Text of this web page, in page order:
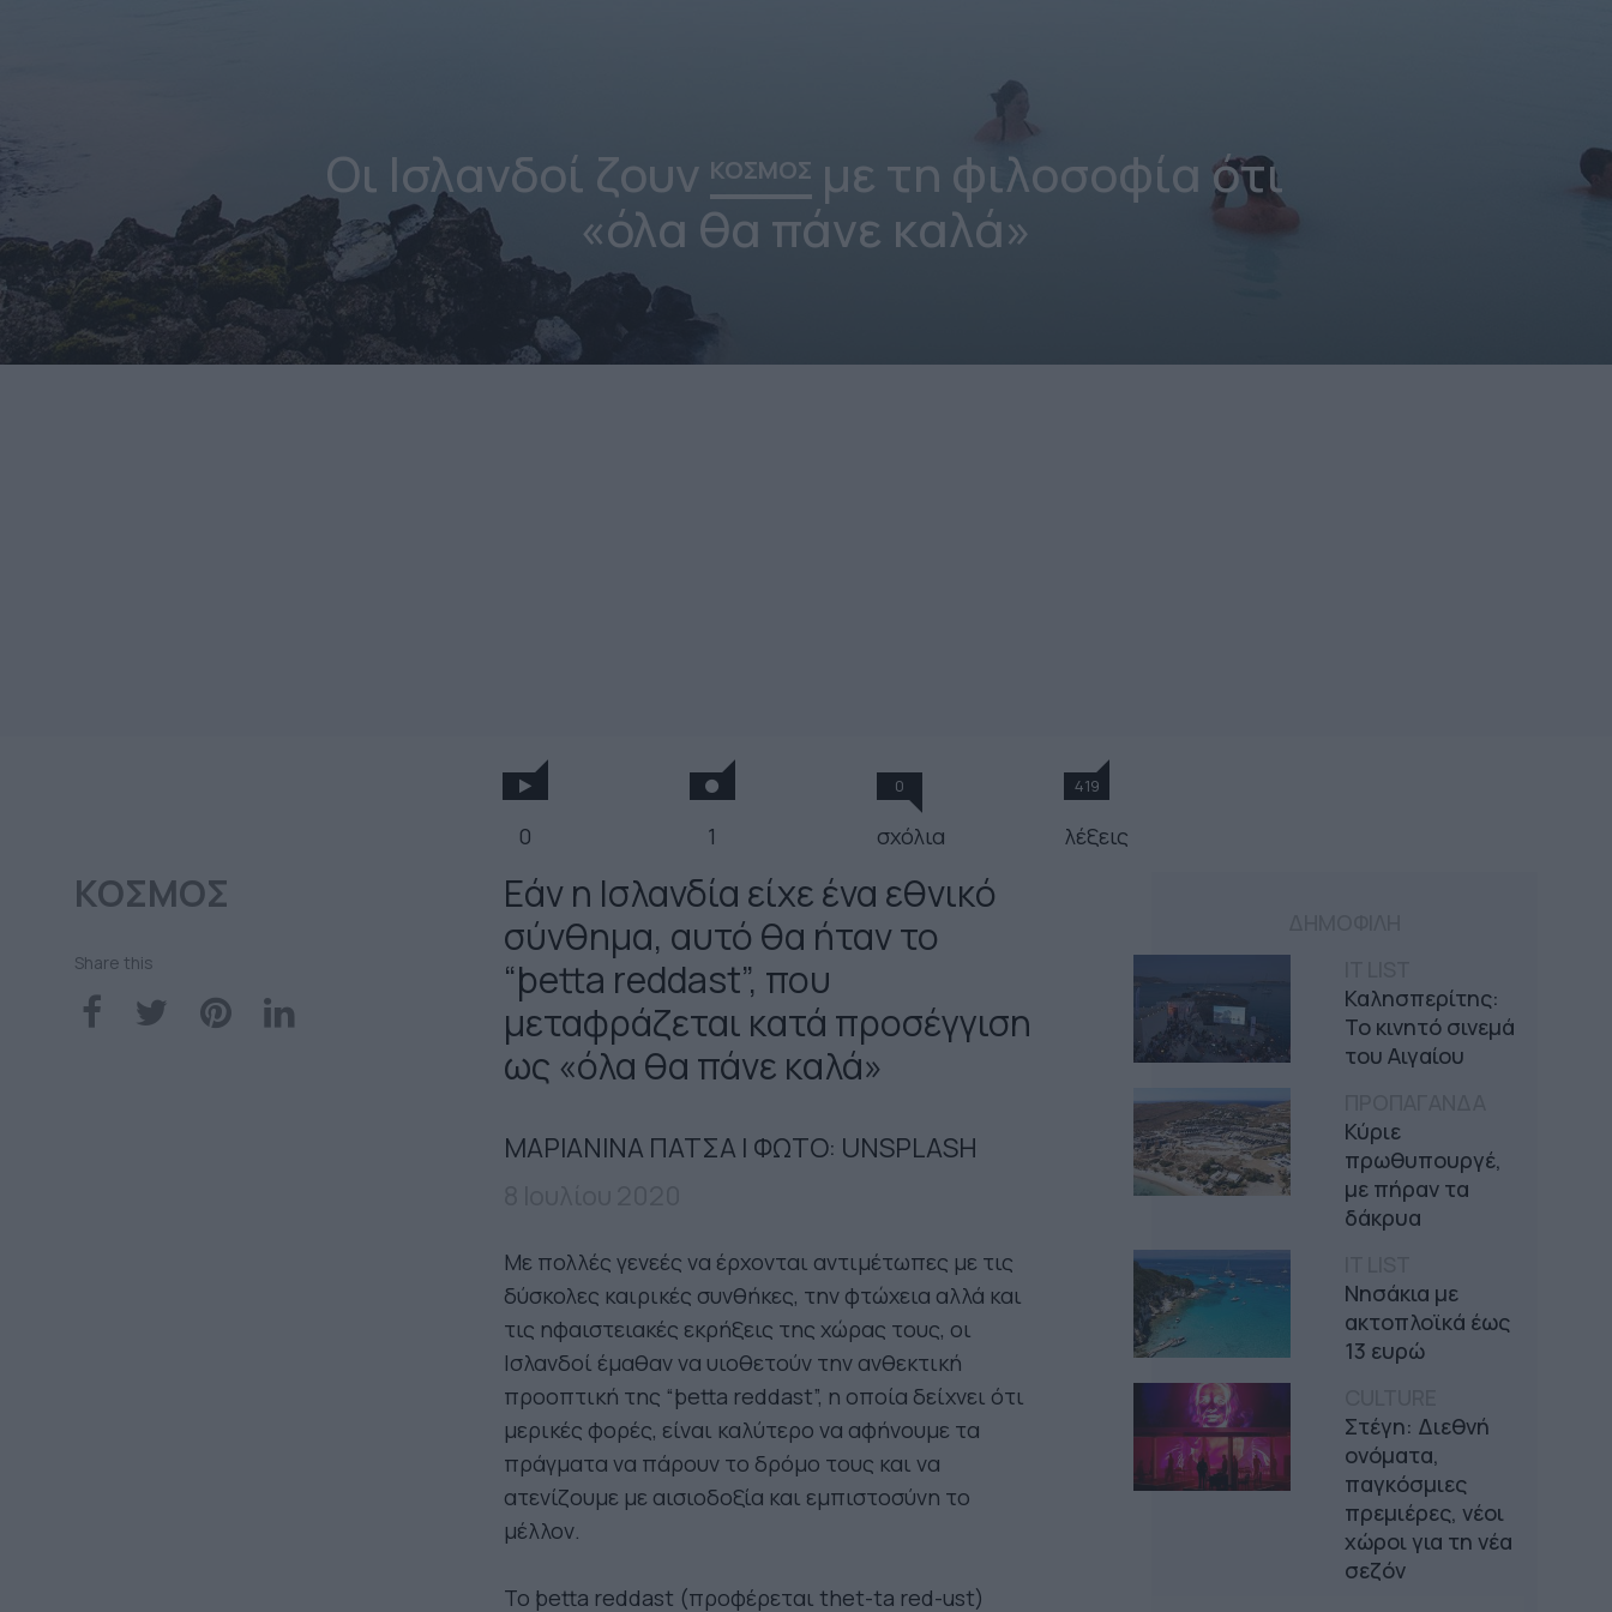
Οι Ισλανδοί ζουν ΚΟΣΜΟΣ με τη φιλοσοφία ότι
«όλα θα πάνε καλά»
0 1
0
σχόλια
419
λέξεις
ΚΟΣΜΟΣ
Share this
Καλησπερίτης:
Το κινητό σινεμά
του Αιγαίου
Κύριε
πρωθυπουργέ,
με πήραν τα
δάκρυα
Νησάκια με
ακτοπλοϊκά έως
13 ευρώ
Στέγη: Διεθνή
ονόματα,
παγκόσμιες
πρεμιέρες, νέοι
χώροι για τη νέα
σεζόν
Εάν η Ισλανδία είχε ένα εθνικό
σύνθημα, αυτό θα ήταν το
“þetta reddast”, που
μεταφράζεται κατά προσέγγιση
ως «όλα θα πάνε καλά»
ΜΑΡΙΑΝΙΝΑ ΠΑΤΣΑ | ΦΩΤΟ: UNSPLASH
Με πολλές γενεές να έρχονται αντιμέτωπες με τις
δύσκολες καιρικές συνθήκες, την φτώχεια αλλά και
τις ηφαιστειακές εκρήξεις της χώρας τους, οι
Ισλανδοί έμαθαν να υιοθετούν την ανθεκτική
προοπτική της “þetta reddast”, η οποία δείχνει ότι
μερικές φορές, είναι καλύτερο να αφήνουμε τα
πράγματα να πάρουν το δρόμο τους και να
ατενίζουμε με αισιοδοξία και εμπιστοσύνη το
μέλλον.
Το þetta reddast (προφέρεται thet-ta red-ust)